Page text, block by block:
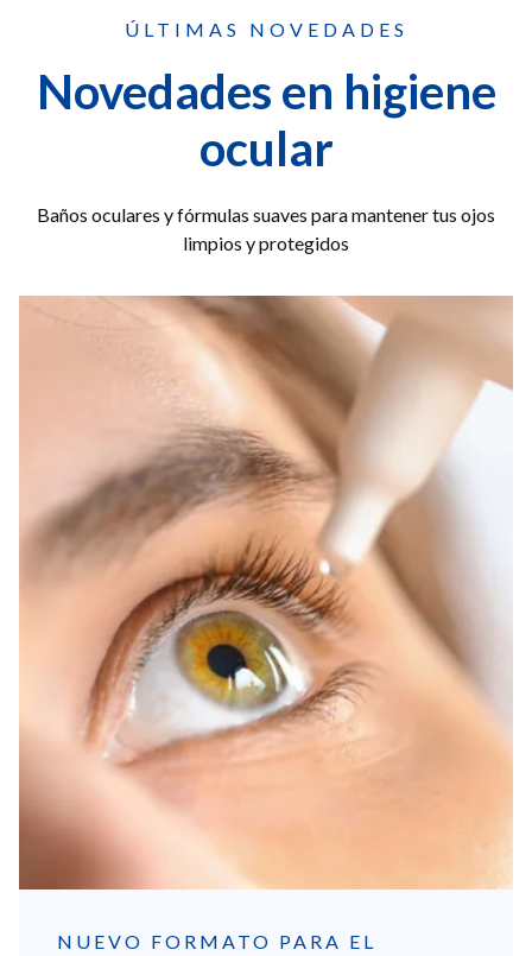
ÚLTIMAS NOVEDADES
Novedades en higiene
ocular
Baños oculares y fórmulas suaves para mantener tus ojos
limpios y protegidos
NUEVO FORMATO PARA EL